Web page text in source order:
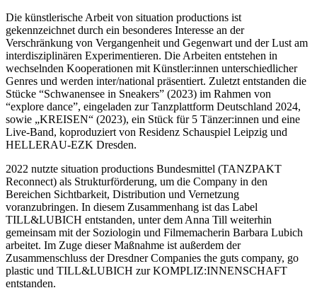
Die künstlerische Arbeit von situation productions ist
gekennzeichnet durch ein besonderes Interesse an der
Verschränkung von Vergangenheit und Gegenwart und der Lust am
interdisziplinären Experimentieren. Die Arbeiten entstehen in
wechselnden Kooperationen mit Künstler:innen unterschiedlicher
Genres und werden inter/national präsentiert. Zuletzt entstanden die
Stücke “Schwanensee in Sneakers” (2023) im Rahmen von
“explore dance”, eingeladen zur Tanzplattform Deutschland 2024,
sowie „KREISEN“ (2023), ein Stück für 5 Tänzer:innen und eine
Live-Band, koproduziert von Residenz Schauspiel Leipzig und
HELLERAU-EZK Dresden.
2022 nutzte situation productions Bundesmittel (TANZPAKT
Reconnect) als Strukturförderung, um die Company in den
Bereichen Sichtbarkeit, Distribution und Vernetzung
voranzubringen. In diesem Zusammenhang ist das Label
TILL&LUBICH entstanden, unter dem Anna Till weiterhin
gemeinsam mit der Soziologin und Filmemacherin Barbara Lubich
arbeitet. Im Zuge dieser Maßnahme ist außerdem der
Zusammenschluss der Dresdner Companies the guts company, go
plastic und TILL&LUBICH zur KOMPLIZ:INNENSCHAFT
entstanden.